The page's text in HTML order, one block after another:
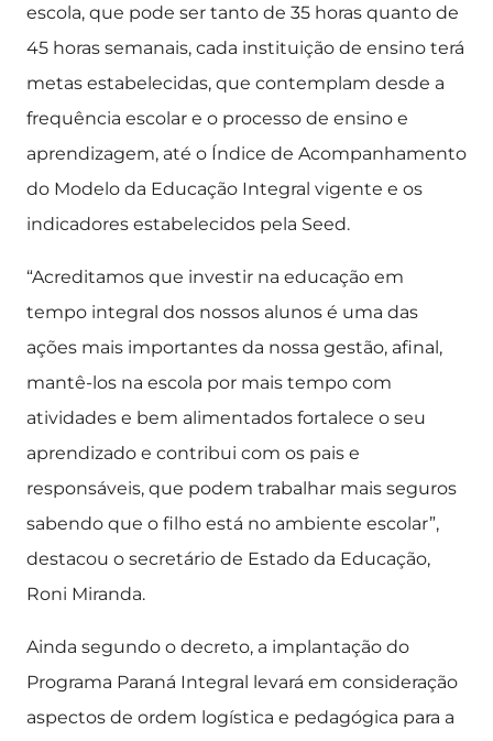
escola, que pode ser tanto de 35 horas quanto de
45 horas semanais, cada instituição de ensino terá
metas estabelecidas, que contemplam desde a
frequência escolar e o processo de ensino e
aprendizagem, até o Índice de Acompanhamento
do Modelo da Educação Integral vigente e os
indicadores estabelecidos pela Seed.
“Acreditamos que investir na educação em
tempo integral dos nossos alunos é uma das
ações mais importantes da nossa gestão, afinal,
mantê-los na escola por mais tempo com
atividades e bem alimentados fortalece o seu
aprendizado e contribui com os pais e
responsáveis, que podem trabalhar mais seguros
sabendo que o filho está no ambiente escolar”,
destacou o secretário de Estado da Educação,
Roni Miranda.
Ainda segundo o decreto, a implantação do
Programa Paraná Integral levará em consideração
aspectos de ordem logística e pedagógica para a